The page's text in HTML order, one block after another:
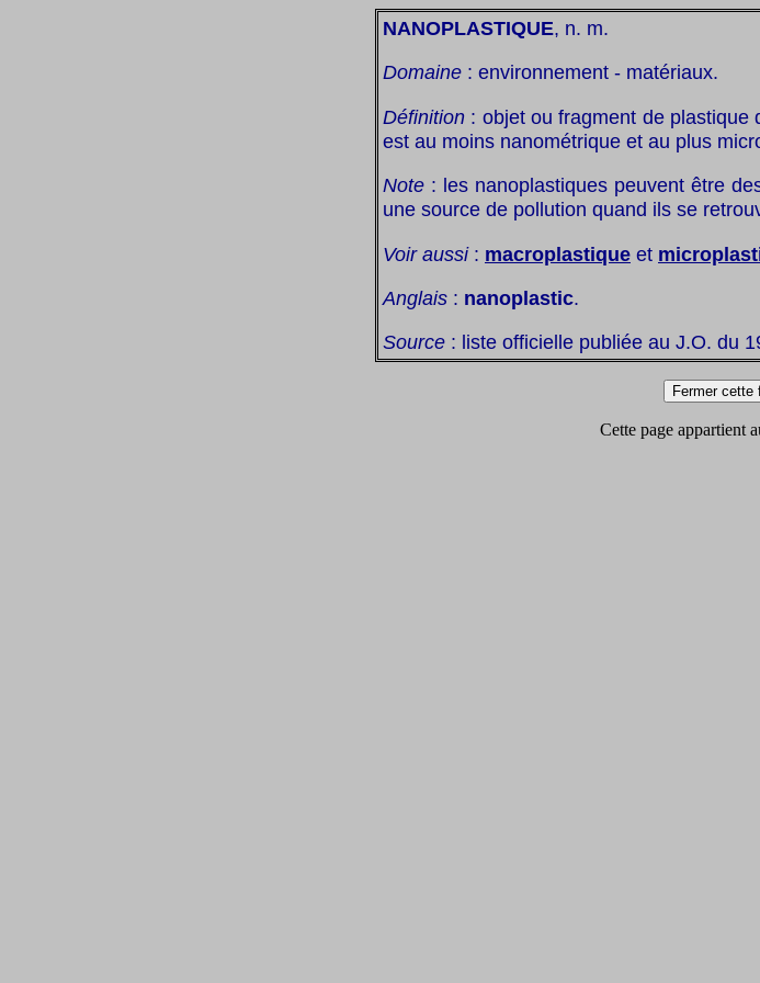
NANOPLASTIQUE, n. m.
Domaine : environnement - matériaux.
Définition : objet ou fragment de plastique
est au moins nanométrique et au plus
Note : les nanoplastiques peuvent être
une source de pollution quand ils se
Voir aussi: macroplastique et
Anglais : nanoplastic.
Source : liste officielle publiée au J.O. du
Cette page appartient